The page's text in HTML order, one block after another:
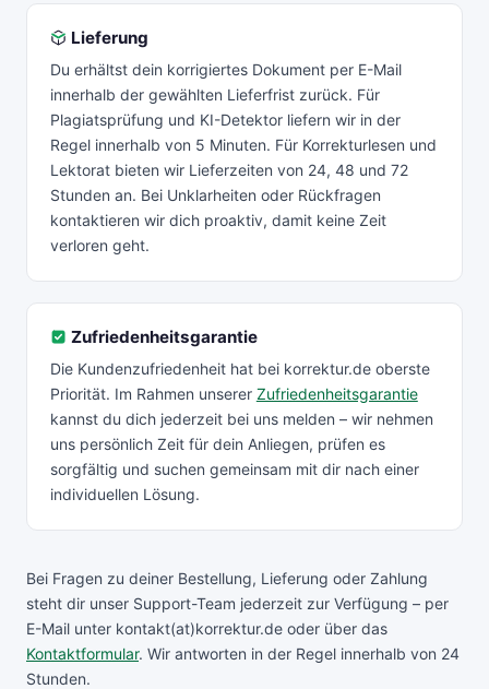
Lieferung
Du erhältst dein korrigiertes Dokument per E-Mail
innerhalb der gewählten Lieferfrist zurück. Für
Plagiatsprüfung und KI-Detektor liefern wir in der
Regel innerhalb von 5 Minuten. Für Korrekturlesen und
Lektorat bieten wir Lieferzeiten von 24, 48 und 72
Stunden an. Bei Unklarheiten oder Rückfragen
kontaktieren wir dich proaktiv, damit keine Zeit
verloren geht.
Zufriedenheitsgarantie
Die Kundenzufriedenheit hat bei korrektur.de oberste
Priorität. Im Rahmen unserer Zufriedenheitsgarantie
kannst du dich jederzeit bei uns melden – wir nehmen
uns persönlich Zeit für dein Anliegen, prüfen es
sorgfältig und suchen gemeinsam mit dir nach einer
individuellen Lösung.
Bei Fragen zu deiner Bestellung, Lieferung oder Zahlung
steht dir unser Support-Team jederzeit zur Verfügung – per
E-Mail unter kontakt(at)korrektur.de oder über das
Kontaktformular. Wir antworten in der Regel innerhalb von 24
Stunden.